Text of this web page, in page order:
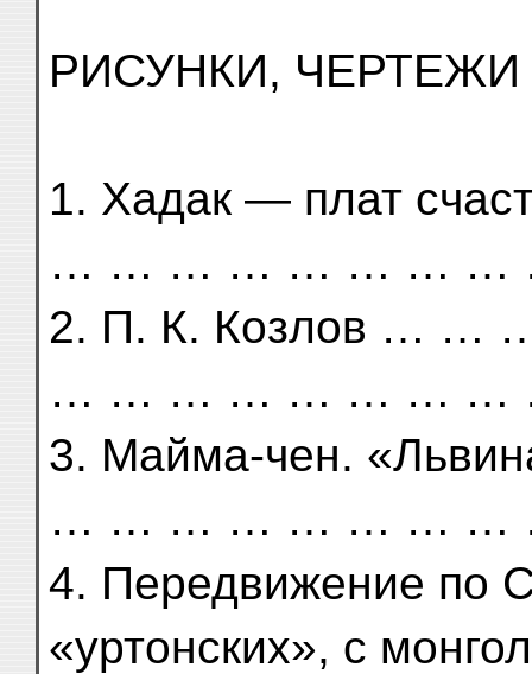
РИСУНКИ,
1. Хадак — плат
… … … … … … … …
2. П. К. Козлов
… … … … … … … …
3. Майма-чен.
… … … … … … … …
4. Передвижение по
«уртонских», с